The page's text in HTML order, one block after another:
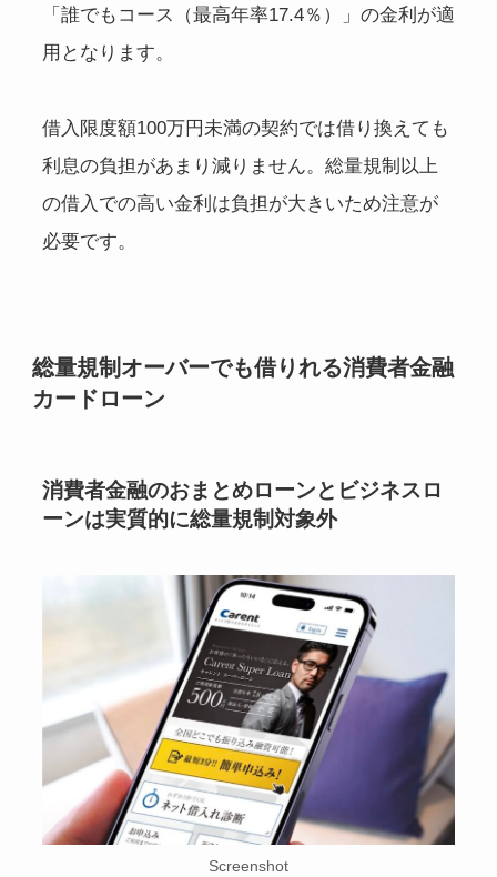
「誰でもコース（最高年率17.4％）」の金利が適
用となります。
借入限度額100万円未満の契約では借り換えても
利息の負担があまり減りません。総量規制以上
の借入での高い金利は負担が大きいため注意が
必要です。
総量規制オーバーでも借りれる消費者金融
カードローン
消費者金融のおまとめローンとビジネスロ
ーンは実質的に総量規制対象外
Screenshot